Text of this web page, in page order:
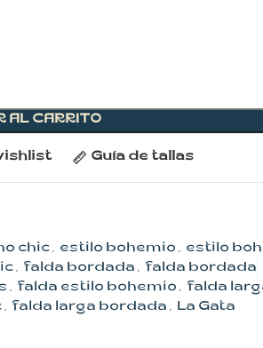
AL CARRITO
Guía de tallas
chic, estilo bohemio , estilo
, falda bordada , falda bordada
, falda estilo bohemio , falda
, falda larga bordada , La Gata